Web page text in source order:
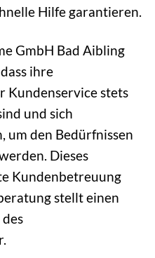
Hilfe garantieren.
GmbH Bad Aibling
ihre
Kundenservice stets
und sich
um den Bedürfnissen
Dieses
Kundenbetreuung
stellt einen